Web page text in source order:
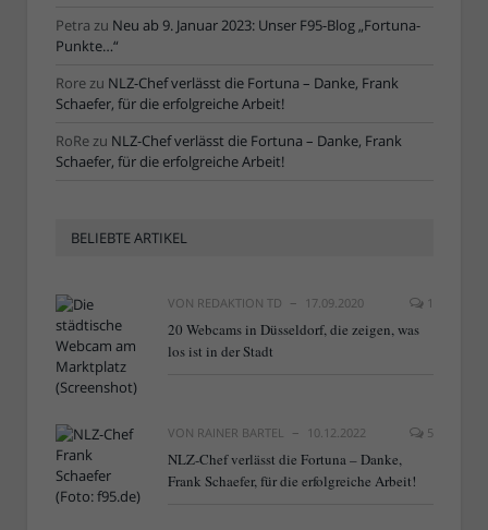
Petra zu Neu ab 9. Januar 2023: Unser F95-Blog „Fortuna-
Punkte…“
Rorezu NLZ-Chef verlässt die Fortuna – Danke, Frank
Schaefer, für die erfolgreiche Arbeit!
RoRezu NLZ-Chef verlässt die Fortuna – Danke, Frank
Schaefer, für die erfolgreiche Arbeit!
BELIEBTE ARTIKEL
VON REDAKTION TD 17.09.2020 1
20 Webcams in Düsseldorf, die zeigen, was
los ist in der Stadt
VON RAINER BARTEL 10.12.2022 5
NLZ-Chef verlässt die Fortuna – Danke,
Frank Schaefer, für die erfolgreiche Arbeit!